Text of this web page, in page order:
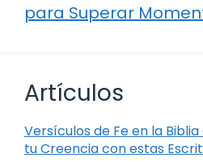
para Superar
Artículos
Versículos de Fe en la
tu Creencia con estas